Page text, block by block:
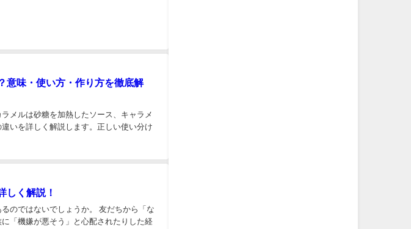
意味・使い方・作り方を徹底解
メルは砂糖を加熱したソース、キャラメ
いを詳しく解説します。正しい使い分け
しく解説！
のではないでしょうか。 友だちから「な
「機嫌が悪そう」と心配されたりした経